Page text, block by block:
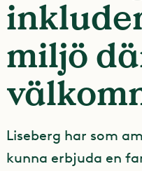
miljö
Liseberg har som
kunna erbjuda en